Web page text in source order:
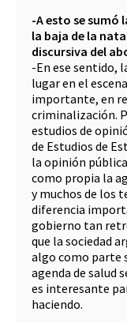
-A esto se sumó
la baja de la
discursiva del
-En ese sentido,
lugar en el
importante, en
criminalización.
estudios de
de Estudios de
la opinión
como propia la
y muchos de los
diferencia
gobierno tan
que la sociedad
algo como parte
agenda de salud
es interesante
haciendo.